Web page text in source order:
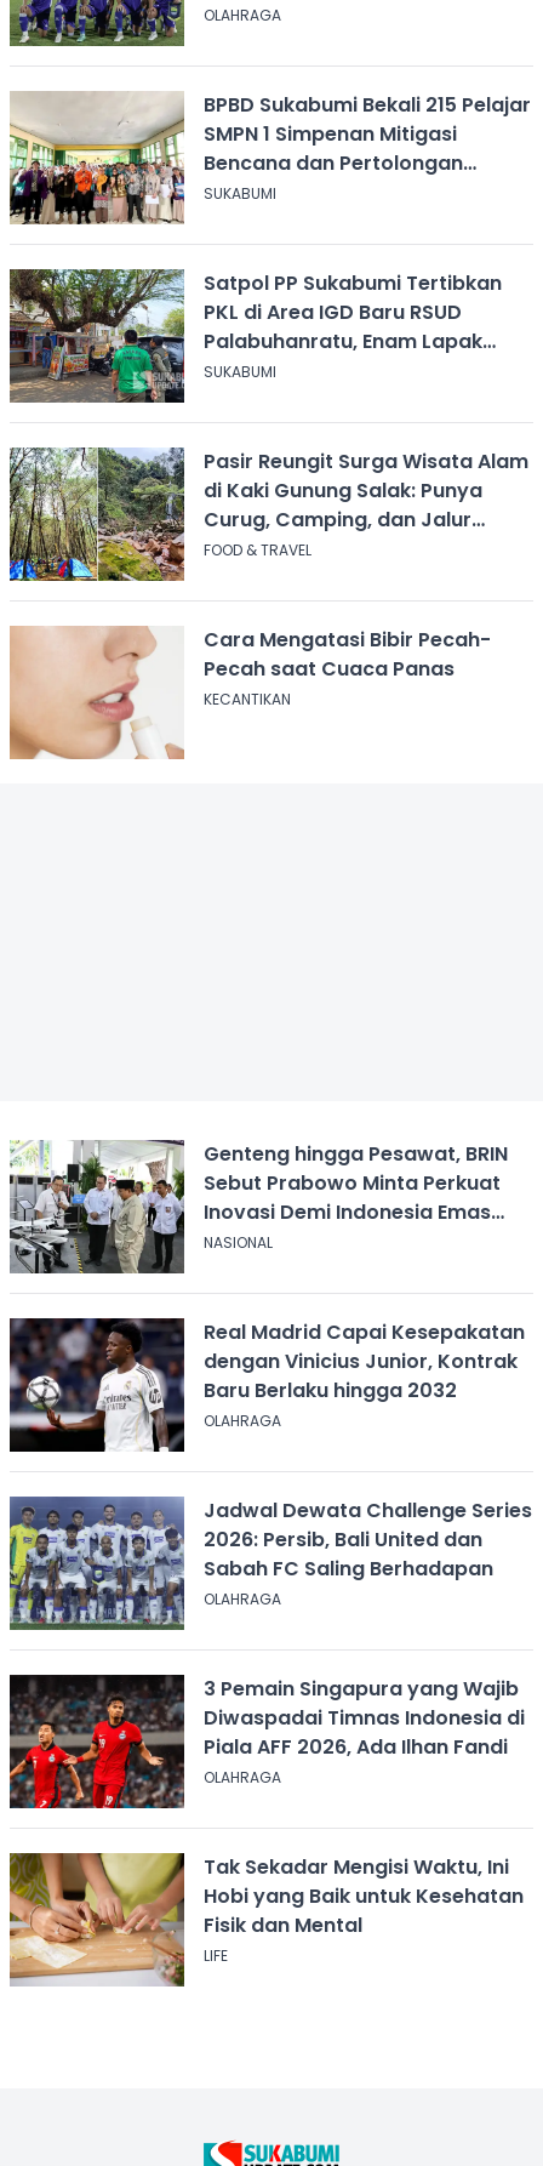
OLAHRAGA
BPBD Sukabumi Bekali 215 Pelajar
SMPN 1 Simpenan Mitigasi
Bencana dan Pertolongan
Psikologis
SUKABUMI
Satpol PP Sukabumi Tertibkan
PKL di Area IGD Baru RSUD
Palabuhanratu, Enam Lapak
Dibongkar Mandiri
SUKABUMI
Pasir Reungit Surga Wisata Alam
di Kaki Gunung Salak: Punya
Curug, Camping, dan Jalur
Pendakian
FOOD & TRAVEL
Cara Mengatasi Bibir Pecah-
Pecah saat Cuaca Panas
KECANTIKAN
Genteng hingga Pesawat, BRIN
Sebut Prabowo Minta Perkuat
Inovasi Demi Indonesia Emas
2045
NASIONAL
Real Madrid Capai Kesepakatan
dengan Vinicius Junior, Kontrak
Baru Berlaku hingga 2032
OLAHRAGA
Jadwal Dewata Challenge Series
2026: Persib, Bali United dan
Sabah FC Saling Berhadapan
OLAHRAGA
3 Pemain Singapura yang Wajib
Diwaspadai Timnas Indonesia di
Piala AFF 2026, Ada Ilhan Fandi
OLAHRAGA
Tak Sekadar Mengisi Waktu, Ini
Hobi yang Baik untuk Kesehatan
Fisik dan Mental
LIFE